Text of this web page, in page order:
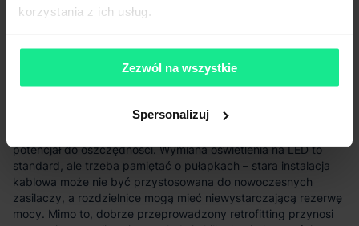
korzystania z ich usług.
Zezwól na wszystkie
Spersonalizujprofesjonalnego audytu